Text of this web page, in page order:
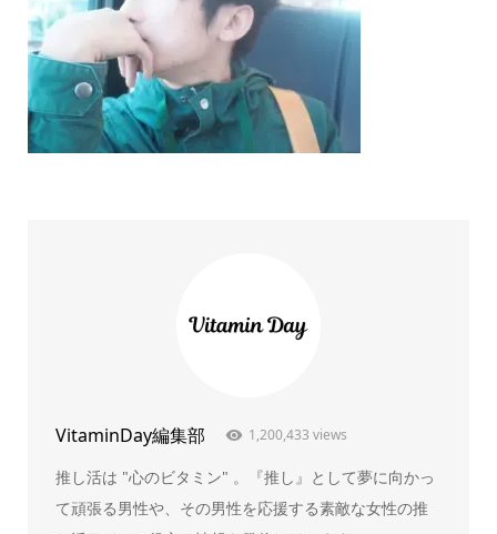
VitaminDay編集部 1,200,433 views
推し活は "心のビタミン" 。『推し』として夢に向かっ
て頑張る男性や、その男性を応援する素敵な女性の推